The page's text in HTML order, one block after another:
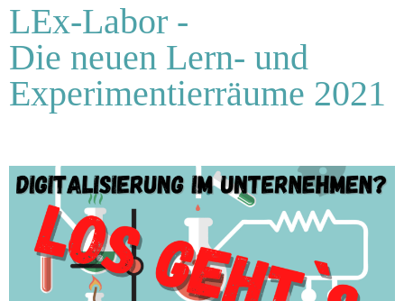
LEx-Labor -
Die neuen Lern- und
Experimentierräume 2021